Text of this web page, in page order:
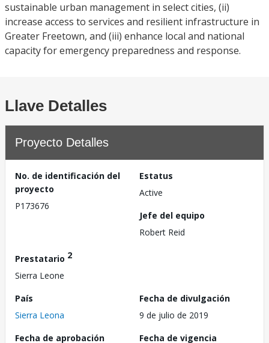
sustainable urban management in select cities, (ii)
increase access to services and resilient infrastructure in
Greater Freetown, and (iii) enhance local and national
capacity for emergency preparedness and response.
Llave Detalles
Proyecto Detalles
No. de identificación del
proyecto
P173676
Estatus
Active
Jefe del equipo
Robert Reid
Prestatario 2
Sierra Leone
País
Sierra Leona
Fecha de divulgación
9 de julio de 2019
Fecha de aprobación
Fecha de vigencia